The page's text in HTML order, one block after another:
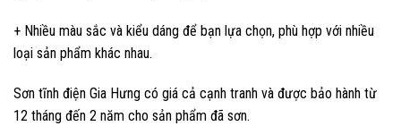
+ Nhiều màu sắc và kiểu dáng để bạn lựa chọn, phù hợp với nhiều
loại sản phẩm khác nhau.
Sơn tĩnh điện Gia Hưng có giá cả cạnh tranh và được bảo hành từ
12 tháng đến 2 năm cho sản phẩm đã sơn.